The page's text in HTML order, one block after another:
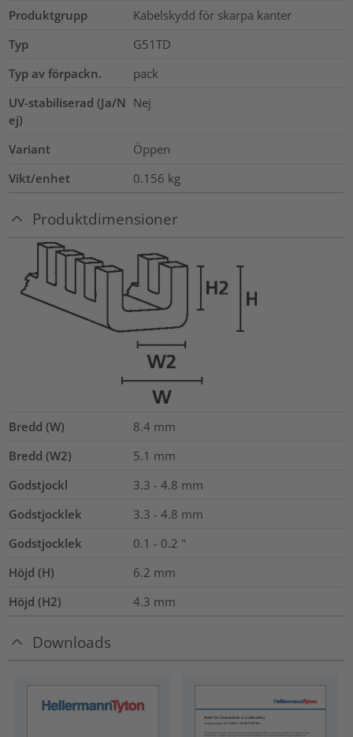
Produktgrupp
Kabelskydd för skarpa kanter
Typ
G51TD
Typ av förpackn.
pack
UV-stabiliserad (Ja/N
ej)
Nej
Variant
Öppen
Vikt/enhet
0.156 kg
Produktdimensioner
Bredd (W) 8.4 mm
Bredd (W2)
5.1 mm
Godstjockl
3.3 - 4.8 mm
Godstjocklek
3.3 - 4.8 mm
Godstjocklek
0.1 - 0.2 "
Höjd (H)
6.2 mm
Höjd (H2)
4.3 mm
Downloads